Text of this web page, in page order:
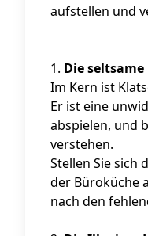
aufstellen und
1. Die
Im Kern ist
Er ist eine
abspielen, und
verstehen.
Stellen Sie sich
der Büroküche
nach den